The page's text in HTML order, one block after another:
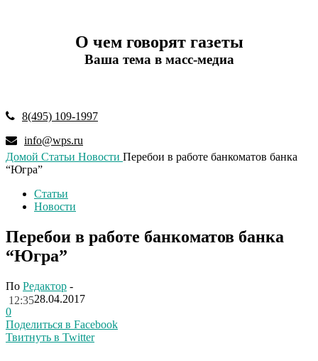
О чем говорят газеты
Ваша тема в масс-медиа
8(495) 109-1997
info@wps.ru
Домой Статьи Новости Перебои в работе банкоматов банка
“Югра”
Статьи
Новости
Перебои в работе банкоматов банка
“Югра”
По Редактор -
28.04.2017
12:35
0
Поделиться в Facebook
Твитнуть в Twitter